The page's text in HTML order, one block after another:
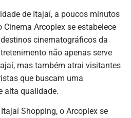
de Itajaí, a poucos minutos
Cinema Arcoplex se estabelece
cinematográficos da
não apenas serve
mas também atrai visitantes
que buscam uma
alta qualidade.
Shopping, o Arcoplex se